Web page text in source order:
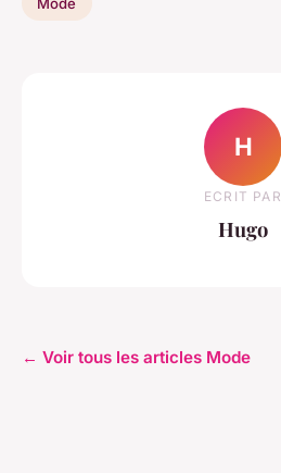
H
ECRIT PAR
Hugo
← Voir tous les articles Mode